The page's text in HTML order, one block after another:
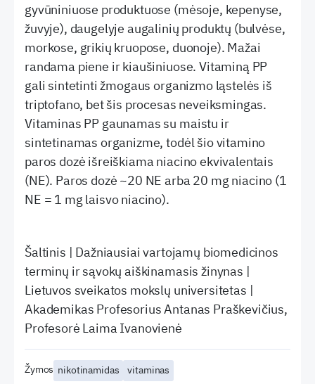
gyvūniniuose produktuose (mėsoje, kepenyse,
žuvyje), daugelyje augalinių produktų (bulvėse,
morkose, grikių kruopose, duonoje). Mažai
randama piene ir kiaušiniuose. Vitaminą PP
gali sintetinti žmogaus organizmo ląstelės iš
triptofano, bet šis procesas neveiksmingas.
Vitaminas PP gaunamas su maistu ir
sintetinamas organizme, todėl šio vitamino
paros dozė išreiškiama niacino ekvivalentais
(NE). Paros dozė ~20 NE arba 20 mg niacino (1
NE = 1 mg laisvo niacino).
Šaltinis | Dažniausiai vartojamų biomedicinos
terminų ir sąvokų aiškinamasis žinynas |
Lietuvos sveikatos mokslų universitetas |
Akademikas Profesorius Antanas Praškevičius,
Profesorė Laima Ivanovienė
Žymos nikotinamidas vitaminas